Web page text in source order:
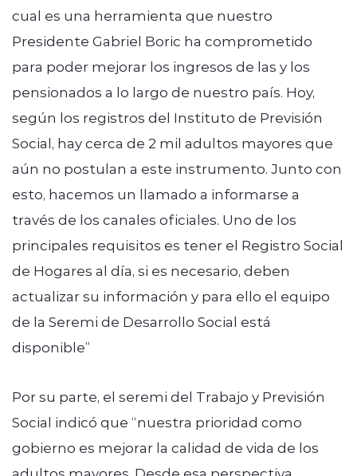
cual es una herramienta que nuestro
Presidente Gabriel Boric ha comprometido
para poder mejorar los ingresos de las y los
pensionados a lo largo de nuestro país. Hoy,
según los registros del Instituto de Previsión
Social, hay cerca de 2 mil adultos mayores que
aún no postulan a este instrumento. Junto con
esto, hacemos un llamado a informarse a
través de los canales oficiales. Uno de los
principales requisitos es tener el Registro Social
de Hogares al día, si es necesario, deben
actualizar su información y para ello el equipo
de la Seremi de Desarrollo Social está
disponible”
Por su parte, el seremi del Trabajo y Previsión
Social indicó que “nuestra prioridad como
gobierno es mejorar la calidad de vida de los